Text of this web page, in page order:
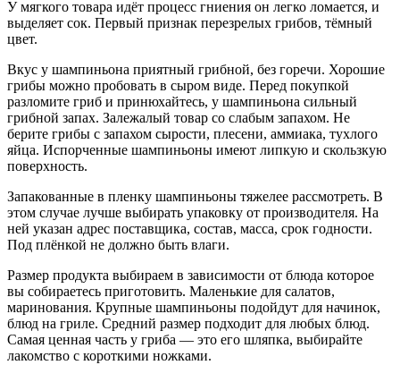
У мягкого товара идёт процесс гниения он легко ломается, и
выделяет сок. Первый признак перезрелых грибов, тёмный
цвет.
Вкус у шампиньона приятный грибной, без горечи. Хорошие
грибы можно пробовать в сыром виде. Перед покупкой
разломите гриб и принюхайтесь, у шампиньона сильный
грибной запах. Залежалый товар со слабым запахом. Не
берите грибы с запахом сырости, плесени, аммиака, тухлого
яйца. Испорченные шампиньоны имеют липкую и скользкую
поверхность.
Запакованные в пленку шампиньоны тяжелее рассмотреть. В
этом случае лучше выбирать упаковку от производителя. На
ней указан адрес поставщика, состав, масса, срок годности.
Под плёнкой не должно быть влаги.
Размер продукта выбираем в зависимости от блюда которое
вы собираетесь приготовить. Маленькие для салатов,
маринования. Крупные шампиньоны подойдут для начинок,
блюд на гриле. Средний размер подходит для любых блюд.
Самая ценная часть у гриба — это его шляпка, выбирайте
лакомство с короткими ножками.